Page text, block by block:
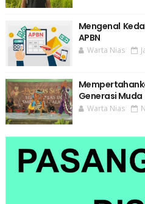
Mengenal
APBN
Warta Nias
Generasi Muda
Warta Nias